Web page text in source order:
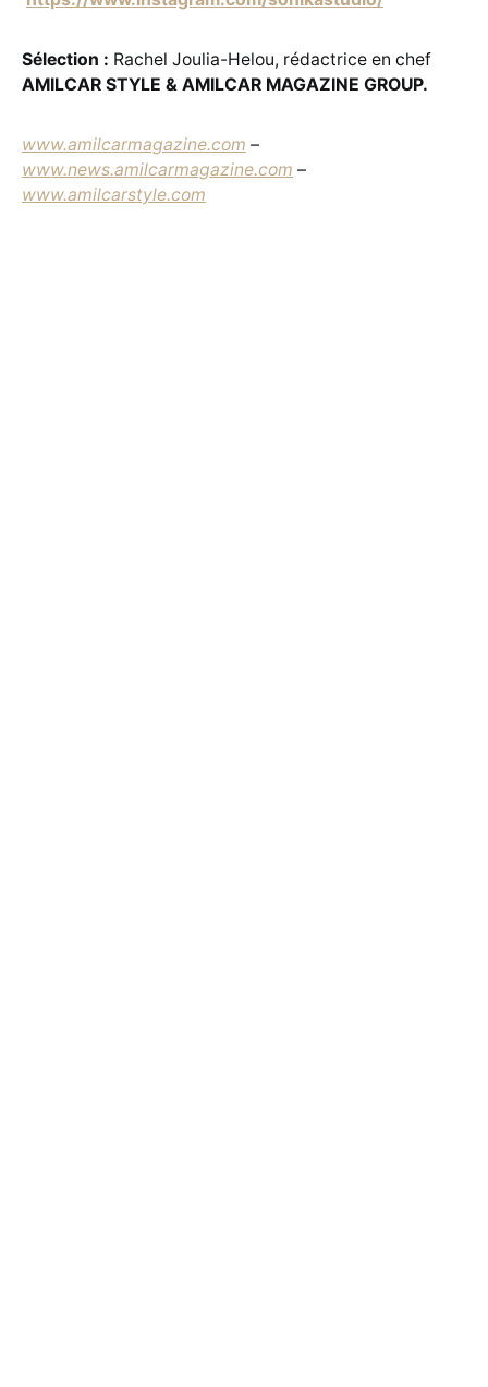
Sélection : Rachel Joulia-Helou, rédactrice en chef
AMILCAR STYLE & AMILCAR MAGAZINE GROUP.
www.amilcarmagazine.com –
www.news.amilcarmagazine.com –
www.amilcarstyle.com